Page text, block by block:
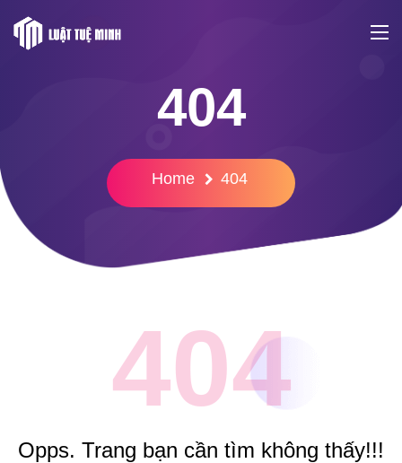
404
Home 404
404
Opps. Trang bạn cần tìm không thấy!!!